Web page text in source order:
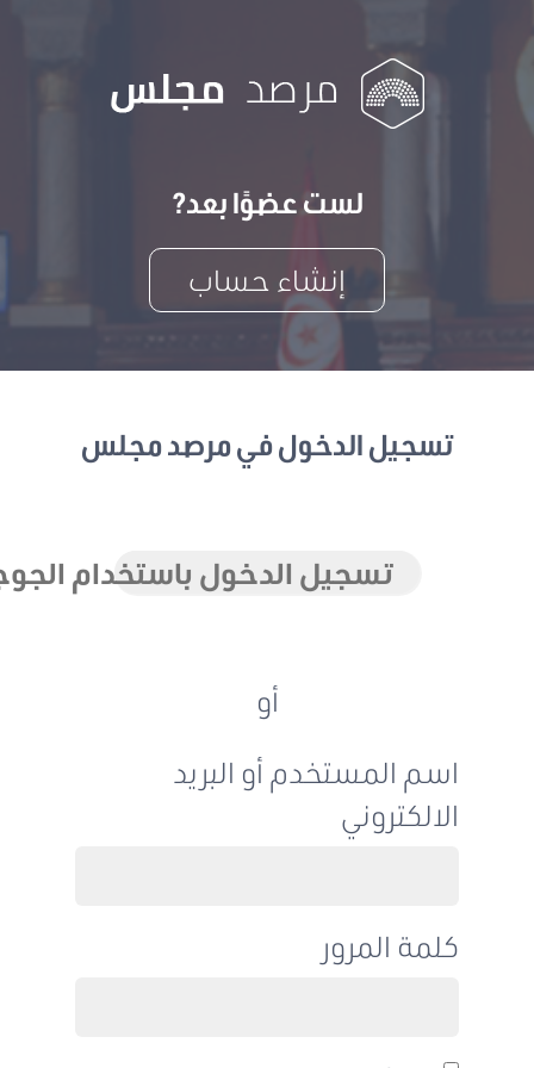
لست عضوًا بعد?
إنشاء حساب
تسجيل الدخول في مرصد مجلس
تسجيل الدخول باستخدام الجوجل
اسم المستخدم أو البريد
الالكتروني
كلمة المرور